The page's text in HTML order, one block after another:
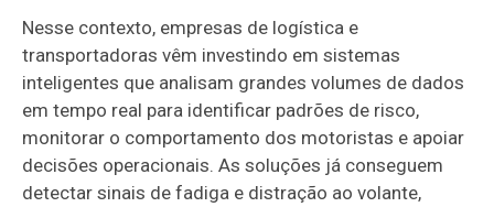
Nesse contexto, empresas de logística e
transportadoras vêm investindo em sistemas
inteligentes que analisam grandes volumes de dados
em tempo real para identificar padrões de risco,
monitorar o comportamento dos motoristas e apoiar
decisões operacionais. As soluções já conseguem
detectar sinais de fadiga e distração ao volante,